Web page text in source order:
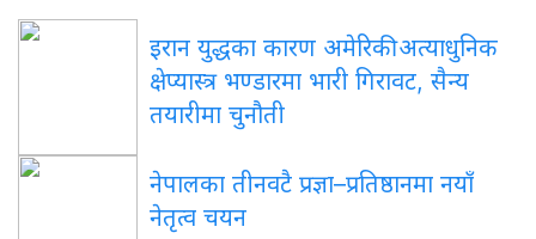
इरान युद्धका कारण अमेरिकी अत्याधुनिक
क्षेप्यास्त्र भण्डारमा भारी गिरावट, सैन्य
तयारीमा चुनौती
नेपालका तीनवटै प्रज्ञा–प्रतिष्ठानमा नयाँ
नेतृत्व चयन